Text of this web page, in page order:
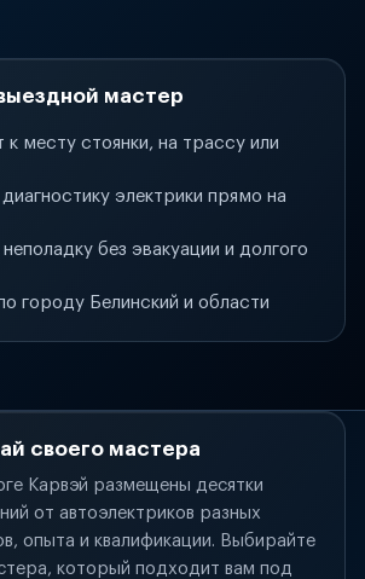
мастер
к месту стоянки, на трассу или
электрики прямо на
без эвакуации и долгого
городу Белинский и области
своего мастера
Карвэй размещены десятки
от автоэлектриков разных
опыта и квалификации. Выбирайте
который подходит вам под